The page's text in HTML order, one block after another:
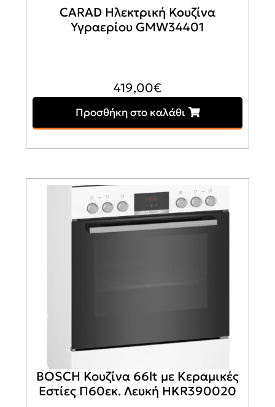
CARAD Ηλεκτρική Κουζίνα
Υγραερίου GMW34401
419,00€
Προσθήκη στο καλάθι
BOSCH Κουζίνα 66lt με Κεραμικές
Εστίες Π60εκ. Λευκή HKR390020